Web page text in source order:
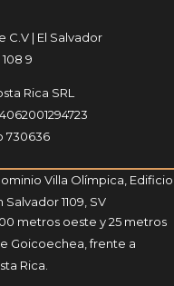
C.V | El Salvador
108 9
Rica SRL
730636
Villa Olímpica, Edificio
1109, SV
metros oeste y 25 metros
Goicoechea, frente a
Rica.